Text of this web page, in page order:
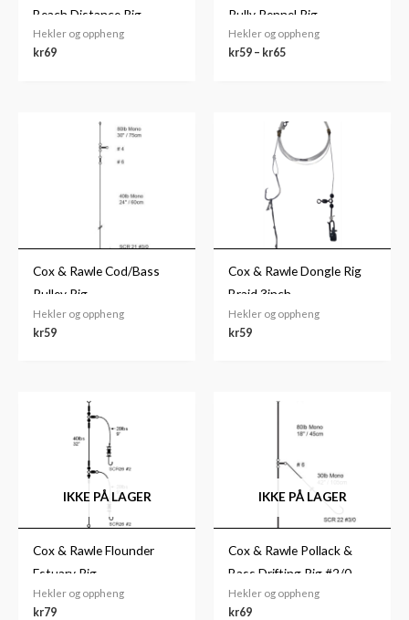
Beach Distance Rig
Hekler og oppheng
kr69
Pully Pennel Rig
Hekler og oppheng
kr59 – kr65
Cox & Rawle Cod/Bass
Pulley Rig
Hekler og oppheng
kr59
Cox & Rawle Dongle Rig
Braid 3inch
Hekler og oppheng
kr59
IKKE PÅ LAGER
Cox & Rawle Flounder
Estuary Rig
Hekler og oppheng
kr79
IKKE PÅ LAGER
Cox & Rawle Pollack &
Bass Drifting Rig #2/0
Hekler og oppheng
kr69